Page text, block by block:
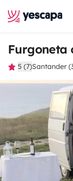
Furgoneta
5 (7)Santander